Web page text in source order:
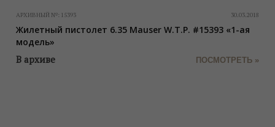
АРХИВНЫЙ №: 15393 30.03.2018
Жилетный пистолет 6.35 Mauser W.T.P. #15393 «1-ая
модель»
В архиве ПОСМОТРЕТЬ »